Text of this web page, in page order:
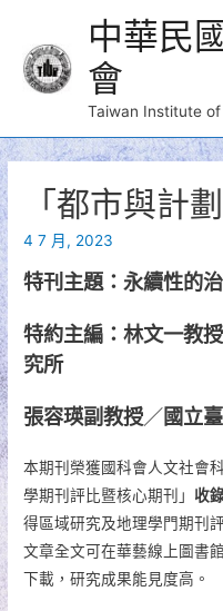
中華民
會
Taiwan Institute
「都市與計
4 7 月, 2023
特刊主題：永續性的
特約主編：林文一教授
究所
張容瑛副教授／國立
本期刊榮獲國科會人文社會
學期刊評比暨核心期刊」 收
得區域研究及地理學門期刊
文章全文可在華藝線上圖書
下載，研究成果能見度高。